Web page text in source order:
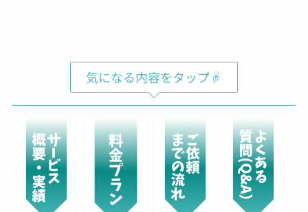
気になる内容をタップ☟